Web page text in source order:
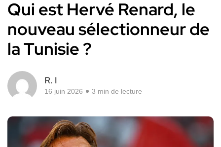
Qui est Hervé Renard, le
nouveau sélectionneur de
la Tunisie ?
R. I
16 juin 2026 3 min de lecture